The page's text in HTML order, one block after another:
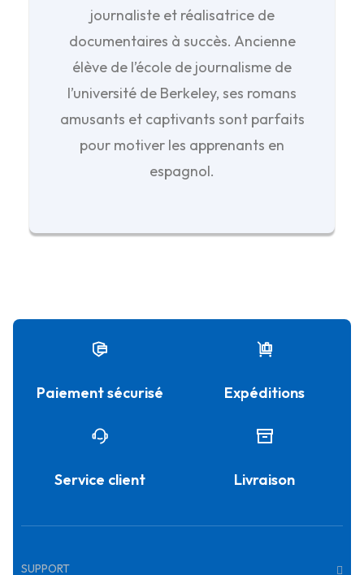
journaliste et réalisatrice de
documentaires à succès. Ancienne
élève de l’école de journalisme de
l’université de Berkeley, ses romans
amusants et captivants sont parfaits
pour motiver les apprenants en
espagnol.
Paiement sécurisé Expéditions
Service client Livraison
SUPPORT